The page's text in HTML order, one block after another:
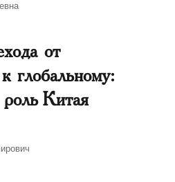
от
глобальному:
роль Китая